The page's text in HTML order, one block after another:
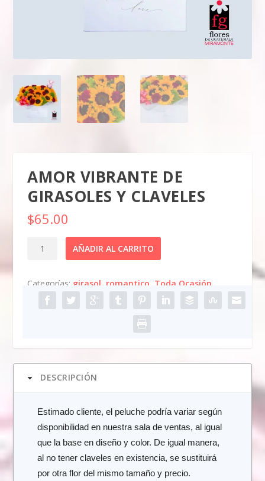
AMOR VIBRANTE DE
GIRASOLES Y CLAVELES
$65.00
VIBRANTE
GIRASOLES
CLAVELES
AÑADIR AL CARRITO
Categorías: girasol romantico Toda Ocasión
DESCRIPCIÓN
Estimado cliente, el peluche podría variar según
disponibilidad en nuestra sala de ventas, al igual
que la base en diseño y color. De igual manera,
al no tener claveles en existencia, se sustituirá
por otra flor del mismo tamaño y precio.